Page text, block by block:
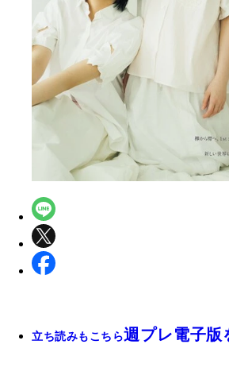
立ち読みもこちら週プレ電子版